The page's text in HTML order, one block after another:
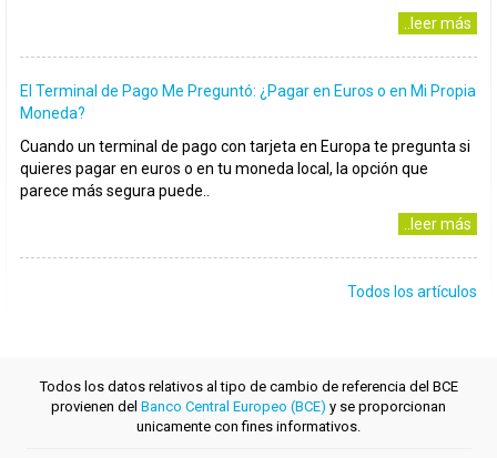
..leer más
El Terminal de Pago Me Preguntó: ¿Pagar en Euros o en Mi Propia
Moneda?
Cuando un terminal de pago con tarjeta en Europa te pregunta si
quieres pagar en euros o en tu moneda local, la opción que
parece más segura puede..
..leer más
Todos los artículos
Todos los datos relativos al tipo de cambio de referencia del BCE
provienen del Banco Central Europeo (BCE) y se proporcionan
unicamente con fines informativos.